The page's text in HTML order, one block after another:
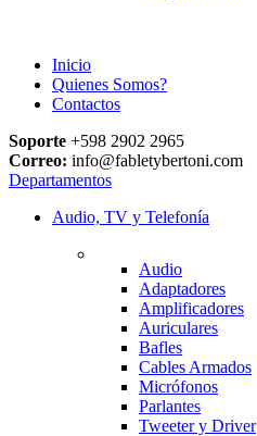
Inicio
Quienes Somos?
Contactos
Soporte +598 2902 2965
Correo: info@fabletybertoni.com
Departamentos
Audio, TV y Telefonía
Audio
Adaptadores
Amplificadores
Auriculares
Bafles
Cables Armados
Micrófonos
Parlantes
Tweeter y Driver